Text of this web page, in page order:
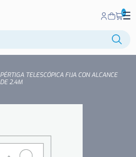
0
PÉRTIGA TELESCÓPICA FIJA CON ALCANCE
DE 2.4M